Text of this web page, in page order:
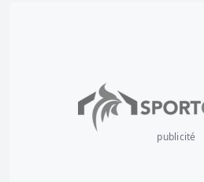
publicité